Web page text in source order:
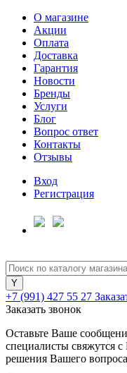
О магазине
Акции
Оплата
Доставка
Гарантия
Новости
Бренды
Услуги
Блог
Вопрос ответ
Контакты
Отзывы
Вход
Регистрация
+7 (991) 427 55 27
Заказать звонок
Оставьте Ваше
специалисты свяжутся
решения Вашего
Для клиентов всех
Разбейте
оплатуна
без
График
Сегодня
25%
Добавляйте
в корзину